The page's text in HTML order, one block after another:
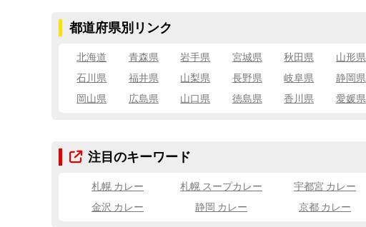
都道府県別リンク
北海道 青森県 岩手県 宮城県 秋田県 山形県
石川県
福井県 山梨県 長野県 岐阜県 静岡県
岡山県
広島県 山口県 徳島県 香川県 愛媛県
注目のキーワード
札幌 カレー 札幌 スープカレー 宇都宮 カレー
金沢 カレー
静岡 カレー 京都 カレー